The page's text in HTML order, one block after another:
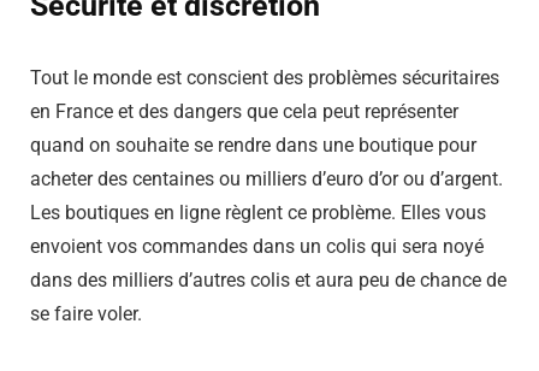
Tout le monde est conscient des problèmes sécuritaires
en France et des dangers que cela peut représenter
quand on souhaite se rendre dans une boutique pour
acheter des centaines ou milliers d’euro d’or ou d’argent.
Les boutiques en ligne règlent ce problème. Elles vous
envoient vos commandes dans un colis qui sera noyé
dans des milliers d’autres colis et aura peu de chance de
se faire voler.